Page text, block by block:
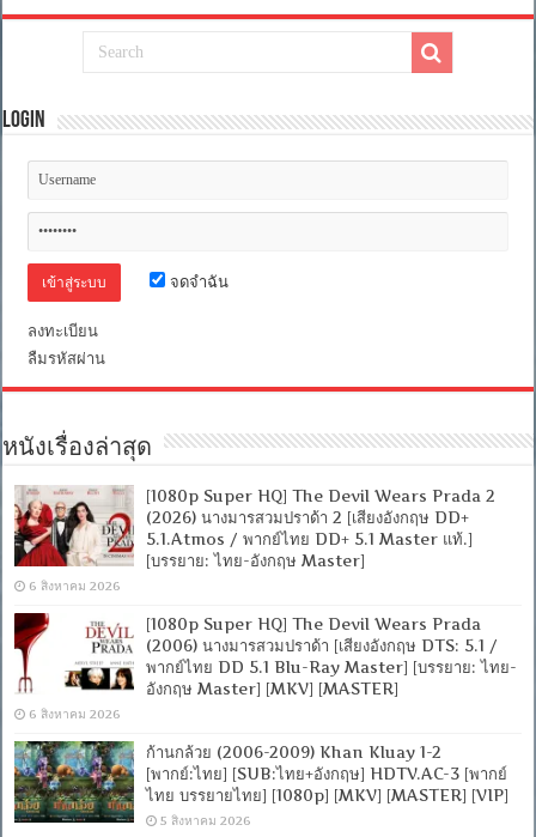
Only
End
Of
The
(2016)
เรื่อง
[พากย์
+
[MASTER]
[MKV]
Login
จดจำฉัน
ลงทะเบียน
ลืมรหัสผ่าน
หนังเรื่องล่าสุด
[1080p Super HQ] The Devil Wears Prada 2
(2026) นางมารสวมปราด้า 2 [เสียงอังกฤษ DD+
5.1.Atmos / พากย์ไทย DD+ 5.1 Master แท้.]
[บรรยาย: ไทย-อังกฤษ Master]
6 สิงหาคม 2026
[1080p Super HQ] The Devil Wears Prada
(2006) นางมารสวมปราด้า [เสียงอังกฤษ DTS: 5.1 /
พากย์ไทย DD 5.1 Blu-Ray Master] [บรรยาย: ไทย-
อังกฤษ Master] [MKV] [MASTER]
6 สิงหาคม 2026
ก้านกล้วย (2006-2009) Khan Kluay 1-2
[พากย์:ไทย] [SUB:ไทย+อังกฤษ] HDTV.AC-3 [พากย์
ไทย บรรยายไทย] [1080p] [MKV] [MASTER] [VIP]
5 สิงหาคม 2026